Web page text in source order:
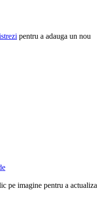
pentru a adauga un nou
pe imagine pentru a actualiza